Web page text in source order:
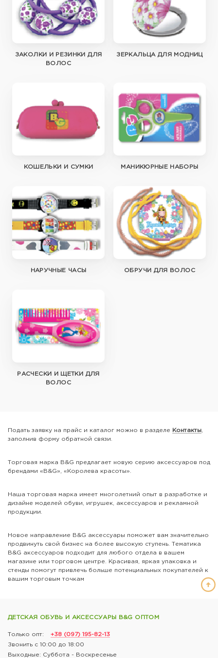
ЗАКОЛКИ И РЕЗИНКИ ДЛЯ
ВОЛОС
ЗЕРКАЛЬЦА ДЛЯ МОДНИЦ
КОШЕЛЬКИ И СУМКИ МАНИКЮРНЫЕ НАБОРЫ
НАРУЧНЫЕ ЧАСЫ ОБРУЧИ ДЛЯ ВОЛОС
РАСЧЕСКИ И ЩЕТКИ ДЛЯ
ВОЛОС
Подать заявку на прайс и каталог можно в разделе Контакты
заполнив форму обратной связи.
Торговая марка B&G предлагает новую серию аксессуаров под
брендами «B&G», «Королева красоты».
Наша торговая марка имеет многолетний опыт в разработке и
дизайне моделей обуви, игрушек, аксессуаров и рекламной
продукции.
Новое направление B&G аксессуары поможет вам значительно
продвинуть свой бизнес на более высокую ступень. Тематика
B&G аксессуаров подходит для любого отдела в вашем
магазине или торговом центре. Красивая, яркая упаковка и
стенды помогут привлечь больше потенциальных покупателей к
вашим торговым точкам
ДЕТСКАЯ ОБУВЬ И АКСЕССУАРЫ B&G ОПТОМ
Только опт:
+38 (097) 195-82-13
Звонить с 10:00 до 18:00
Выходные: Суббота - Воскресенье